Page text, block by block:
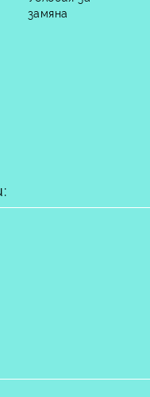
замяна